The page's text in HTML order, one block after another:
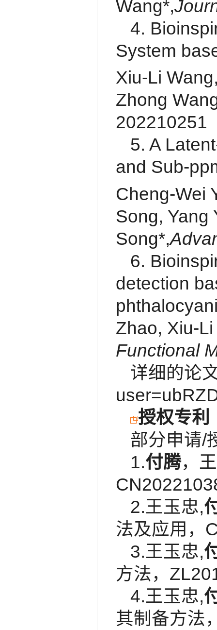
Wang*,
4.
System
Xiu-Li
Zhong
202210251
5. A
and
Cheng‐Wei
Song, Yang
Song*,
6.
detection
Zhao,
Functional
详细的论
授权专利
部分申请/
1.付腾，
2.王玉忠,
法及应用，
3.王玉忠,
方法，
4.王玉忠,
其制备方法